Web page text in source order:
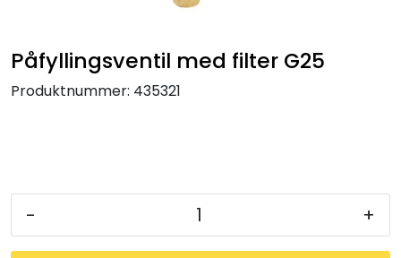
Påfyllingsventil med filter G25
Produktnummer: 435321
- +
FPL
Planfront radiatorer